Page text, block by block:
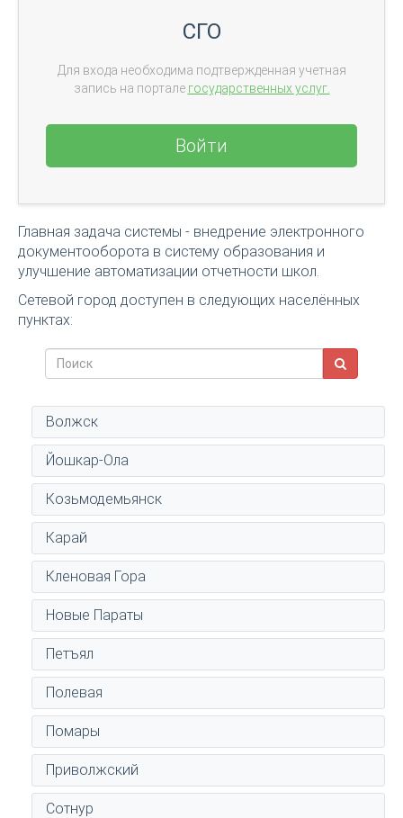
СГО
Для входа необходима подтвержденная учетная
запись на портале государственных услуг.
Войти
Главная задача системы - внедрение электронного
документооборота в систему образования и
улучшение автоматизации отчетности школ.
Сетевой город доступен в следующих населённых
пунктах:
Волжск
Йошкар-Ола
Козьмодемьянск
Карай
Кленовая Гора
Новые Параты
Петъял
Полевая
Помары
Приволжский
Сотнур